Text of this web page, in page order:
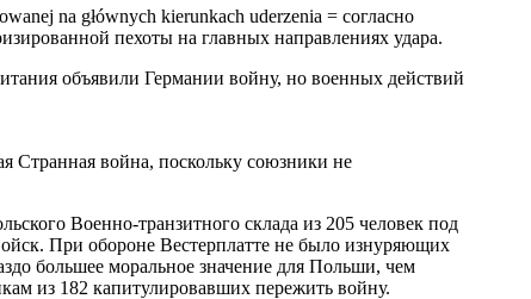
na głównych kierunkach uderzenia = согласно
пехоты на главных направлениях удара.
объявили Германии войну, но военных действий
Странная война, поскольку союзники не
Военно-транзитного склада из 205 человек под
При обороне Вестерплатте не было изнуряющих
большее моральное значение для Польши, чем
из 182 капитулировавших пережить войну.